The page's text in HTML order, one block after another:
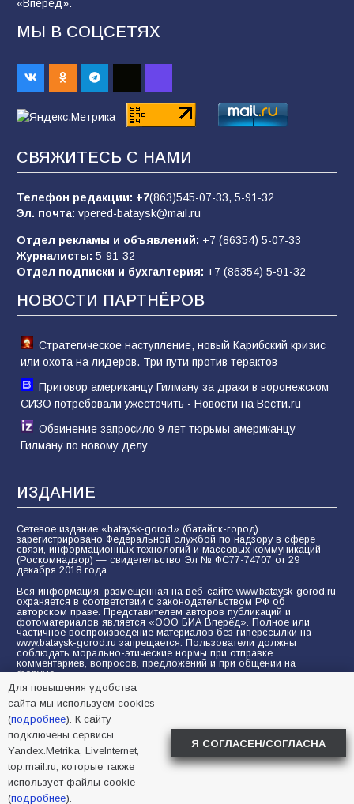
В Батайске продолжаются дорожные работы
98 04.08.2026
пропагандистский вброс
«Слухами Москву не возьмёшь»: почему
заявления Киева о мобилизации — это
отчаяние, а не разведка
81 02.08.2026
«Вперёд».
МЫ В СОЦСЕТЯХ
СВЯЖИТЕСЬ С НАМИ
Телефон редакции: +7(863)545-07-33, 5-91-32
Эл. почта: vpered-bataysk@mail.ru
Отдел рекламы и объявлений: +7 (86354) 5-07-33
Журналисты: 5-91-32
Отдел подписки и бухгалтерия: +7 (86354) 5-91-32
НОВОСТИ ПАРТНЁРОВ
Стратегическое наступление, новый Карибский кризис
или охота на лидеров. Три пути против терактов
Приговор американцу Гилману за драки в воронежском
СИЗО потребовали ужесточить - Новости на Вести.ru
Обвинение запросило 9 лет тюрьмы американцу
Гилману по новому делу
ИЗДАНИЕ
Сетевое издание «bataysk-gorod» (батайск-город)
зарегистрировано Федеральной службой по надзору в сфере
связи, информационных технологий и массовых коммуникаций
(Роскомнадзор) — свидетельство Эл № ФС77-74707 от 29
декабря 2018 года.
Вся информация, размещенная на веб-сайте www.bataysk-gorod.ru
охраняется в соответствии с законодательством РФ об
авторском праве. Представителем авторов публикаций и
фотоматериалов является «ООО БИА Вперёд». Полное или
частичное воспроизведение материалов без гиперссылки на
www.bataysk-gorod.ru запрещается. Пользователи должны
соблюдать морально-этические нормы при отправке
комментариев, вопросов, предложений и при общении на
форуме.
Политика конфиденциальности и защиты информации
Согласие на обработку персональных данных с помощью
сервисов Yandex.Metrika, LiveInternet, top.mail.ru
© 2005-2026 БИА «ВПЕРЕД»
Для повышения удобства
сайта мы используем cookies
(подробнее). К сайту
подключены сервисы
Yandex.Metrika, LiveInternet,
top.mail.ru, которые также
использует файлы cookie
(подробнее).
Я СОГЛАСЕН/СОГЛАСНА